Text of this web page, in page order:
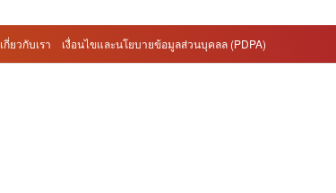
เกี่ยวกับเรา เงื่อนไขและนโยบายข้อมูลส่วนบุคลล (PDPA)